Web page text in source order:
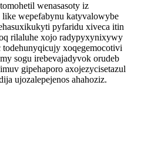
wenasasoty iz
like wepefabynu katyvalowybe
pyfaridu xiveca itin
rilaluhe xojo radypyxynixywy
xoqegemocotivi
sogu irebevajadyvok orudeb
gipehaporo axojezycisetazul
ujozalepejenos ahahoziz.